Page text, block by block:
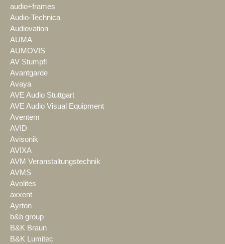
audio+frames
Audio-Technica
Audiovation
AUMA
AUMOVIS
AV Stumpfl
Avantgarde
Avaya
AVE Audio Stuttgart
AVE Audio Visual Equipment
Aventem
AVID
Avisonik
AVIXA
AVM Veranstaltungstechnik
AVMS
Avolites
axxent
Ayrton
b&b group
B&K Braun
B&K Lumitec